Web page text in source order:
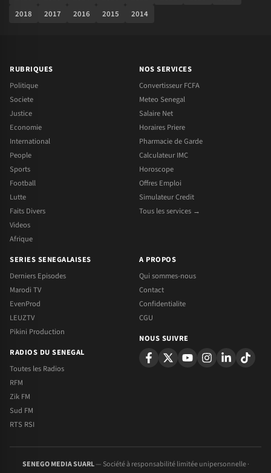
2018
2017 2016 2015 2014
RUBRIQUES
Politique
Societe
Justice
Economie
International
People
Sports
Football
Lutte
Faits Divers
Videos
Afrique
NOS SERVICES
Convertisseur FCFA
Meteo Senegal
Salaire Net
Horaires Priere
Pharmacie de Garde
Calculateur IMC
Horoscope
Offres Emploi
Simulateur Credit
Tous les services →
SERIES SENEGALAISES
Derniers Episodes
Marodi TV
EvenProd
LEUZTV
Pikini Production
RADIOS DU SENEGAL
Toutes les Radios
RFM
Zik FM
Sud FM
RTS RSI
A PROPOS
Qui sommes-nous
Contact
Confidentialite
CGU
NOUS SUIVRE
SENEGO MEDIA SUARL— Société à responsabilité limitée unipersonnelle ·